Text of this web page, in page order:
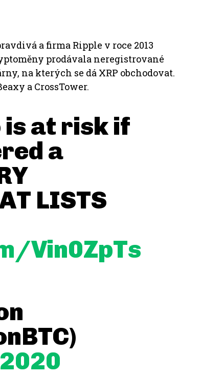
a firma Ripple v roce 2013
prodávala neregistrované
na kterých se dá XRP obchodovat.
a CrossTower.
is at risk if
a
LISTS
Vin0ZpTs